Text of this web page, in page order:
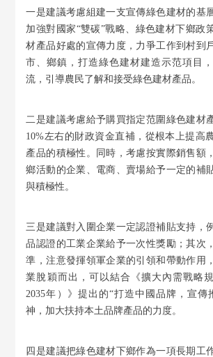
一是建議考慮組建一支宣傳綠色建材的基
加強對國家“雙碳”戰略、綠色建材下鄉政
材產品好處的宣傳力度，力爭工作到村到
市、鄉鎮，打造綠色建材建造示范項目
流，引導農民了解和接受綠色建材產品。
二是建議考慮給予購買指定范圍綠色建材
10%左右的財政資金直補，從根本上提高
產品的積極性。同時，考慮按實際銷售額
鄉活動的企業、電商、賣場給予一定的補
與積極性。
三是建議對入圍企業一定認證補貼支持，
品認證的工業企業給予一次性獎勵；其次
準，注意發揮領軍企業的引領和帶動作用
業脫穎而出，可以結合《擴大內需戰略規
2035年）》提出的“打造中國品牌，宣傳
神，加大扶持本土品牌產品的力度。
四是建議把綠色建材下鄉作為一項長期工